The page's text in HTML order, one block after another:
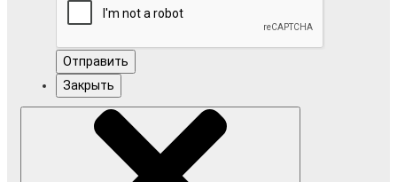
Отправить
Закрыть